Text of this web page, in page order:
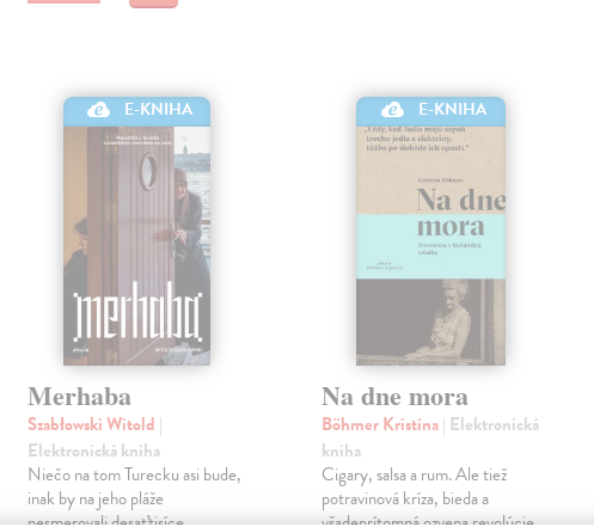
E-KNIHA
Merhaba
Szabłowski Witold |
Elektronická kniha
Niečo na tom Turecku asi bude,
inak by na jeho pláže
E-KNIHA
Na dne mora
Böhmer Kristína| Elektronická
kniha
Cigary, salsa a rum. Ale tiež
potravinová kríza, bieda a